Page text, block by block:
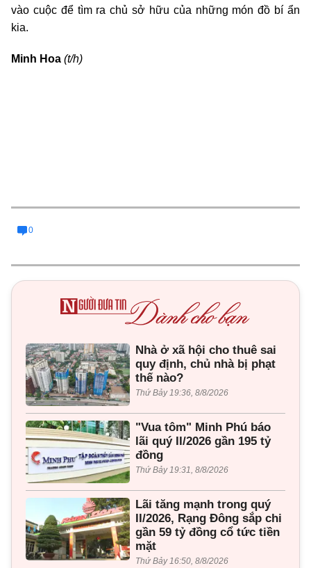
vào cuộc để tìm ra chủ sở hữu của những món đồ bí ẩn
kia.
Minh Hoa (t/h)
0
Nhà ở xã hội cho thuê sai
quy định, chủ nhà bị phạt
thế nào?
Thứ Bảy 19:36, 8/8/2026
"Vua tôm" Minh Phú báo
lãi quý II/2026 gần 195 tỷ
đồng
Thứ Bảy 19:31, 8/8/2026
Lãi tăng mạnh trong quý
II/2026, Rạng Đông sắp chi
gần 59 tỷ đồng cổ tức tiền
mặt
Thứ Bảy 16:50, 8/8/2026